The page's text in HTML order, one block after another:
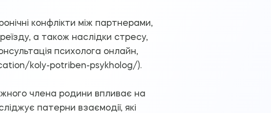
конфлікти між партнерами,
а також наслідки стресу,
психолога онлайн,
koly-potriben-psykholog/).
члена родини впливає на
патерни взаємодії, які